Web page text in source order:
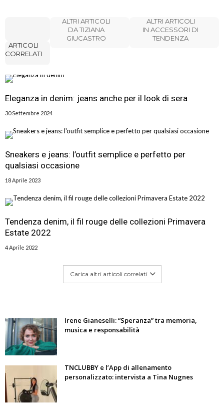
ARTICOLI
CORRELATI
ALTRI ARTICOLI
DA TIZIANA
GIUCASTRO
ALTRI ARTICOLI
IN ACCESSORI DI
TENDENZA
Eleganza in denim: jeans anche per il look di sera
30 Settembre 2024
Sneakers e jeans: l’outfit semplice e perfetto per
qualsiasi occasione
18 Aprile 2023
Tendenza denim, il fil rouge delle collezioni Primavera
Estate 2022
4 Aprile 2022
Carica altri articoli correlati
Irene Gianeselli: “Speranza” tra memoria,
musica e responsabilità
TNCLUBBY e l’App di allenamento
personalizzato: intervista a Tina Nugnes